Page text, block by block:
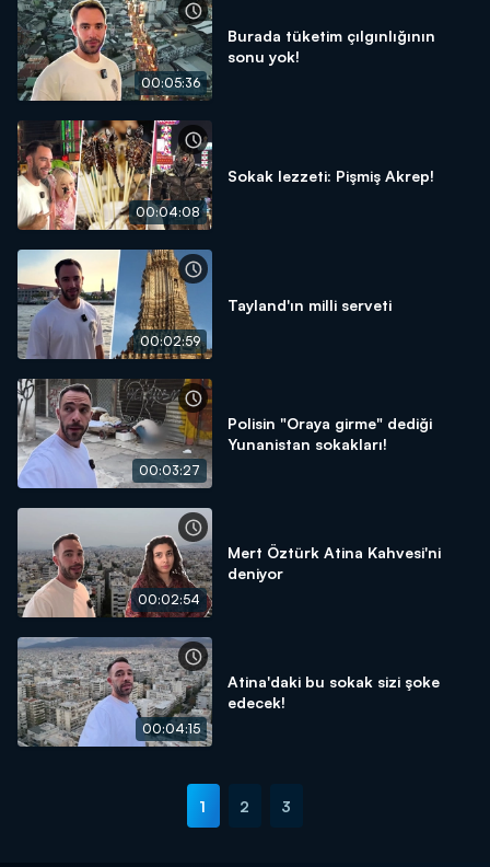
00:05:36
Burada tüketim çılgınlığının
sonu yok!
00:04:08
Sokak lezzeti: Pişmiş Akrep!
00:02:59
Tayland'ın milli serveti
00:03:27
Polisin "Oraya girme" dediği
Yunanistan sokakları!
00:02:54
Mert Öztürk Atina Kahvesi'ni
deniyor
00:04:15
Atina'daki bu sokak sizi şoke
edecek!
1 2 3